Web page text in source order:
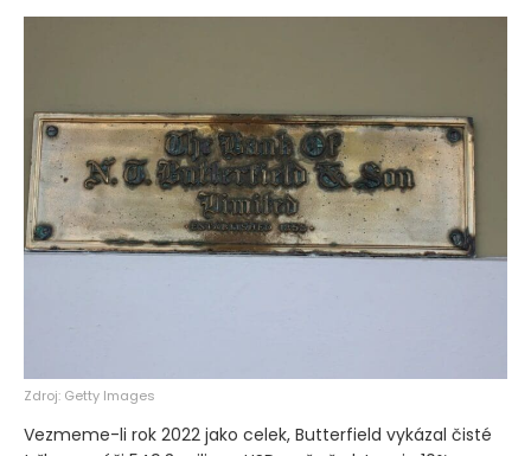
Zdroj: Getty Images
Vezmeme-li rok 2022 jako celek, Butterfield vykázal čisté